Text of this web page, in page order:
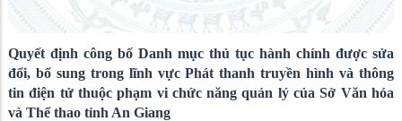
Quyết định công bố Danh mục thủ tục hành chính được sửa
đổi, bổ sung trong lĩnh vực Phát thanh truyền hình và thông
tin điện tử thuộc phạm vi chức năng quản lý của Sở Văn hóa
và Thể thao tỉnh An Giang